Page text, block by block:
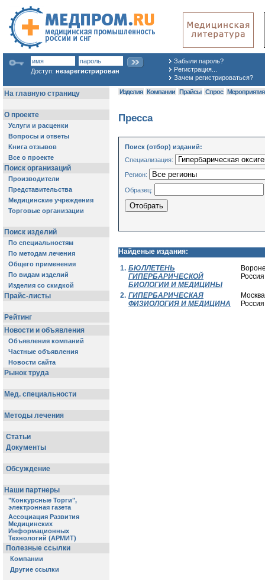
Доступ: незарегистрирован
Забыли пароль?
Регистрация...
Зачем регистрироваться?
Изделия Компании Прайсы Спрос Мероприятия
Пресса
Поиск (отбор) изданий:
Специализация:
Регион:
Образец:
Найденые издания:
1. БЮЛЛЕТЕНЬ
ГИПЕРБАРИЧЕСКОЙ
БИОЛОГИИ И МЕДИЦИНЫ
Россия
2. ГИПЕРБАРИЧЕСКАЯ
ФИЗИОЛОГИЯ И МЕДИЦИНА
Россия